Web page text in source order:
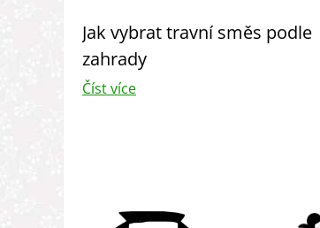
Jak vybrat travní směs podle
zahrady
Číst více